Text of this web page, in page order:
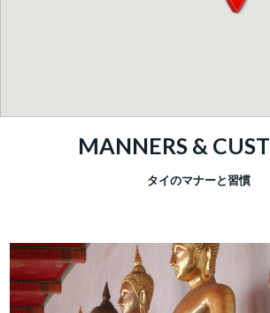
MANNERS &
タイのマナーと習慣